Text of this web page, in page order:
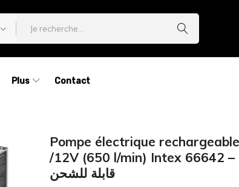
Plus Contact
Pompe électrique
/12V (650 l/min) Intex 66642 – مضخة هواء
قابلة للشحن